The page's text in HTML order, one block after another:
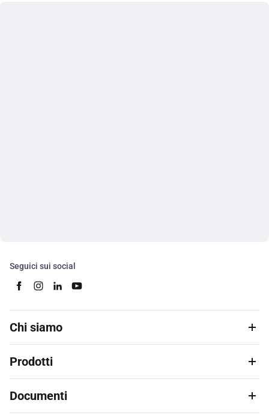
Seguici sui social
Chi siamo
Prodotti
Documenti